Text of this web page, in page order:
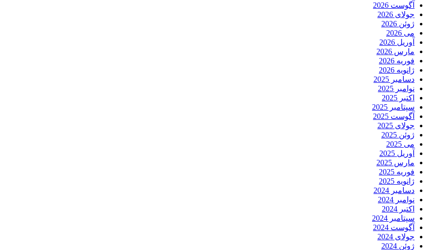
آگوست 2026
جولای 2026
ژوئن 2026
می 2026
آوریل 2026
مارس 2026
فوریه 2026
ژانویه 2026
دسامبر 2025
نوامبر 2025
اکتبر 2025
سپتامبر 2025
آگوست 2025
جولای 2025
ژوئن 2025
می 2025
آوریل 2025
مارس 2025
فوریه 2025
ژانویه 2025
دسامبر 2024
نوامبر 2024
اکتبر 2024
سپتامبر 2024
آگوست 2024
جولای 2024
ژوئن 2024